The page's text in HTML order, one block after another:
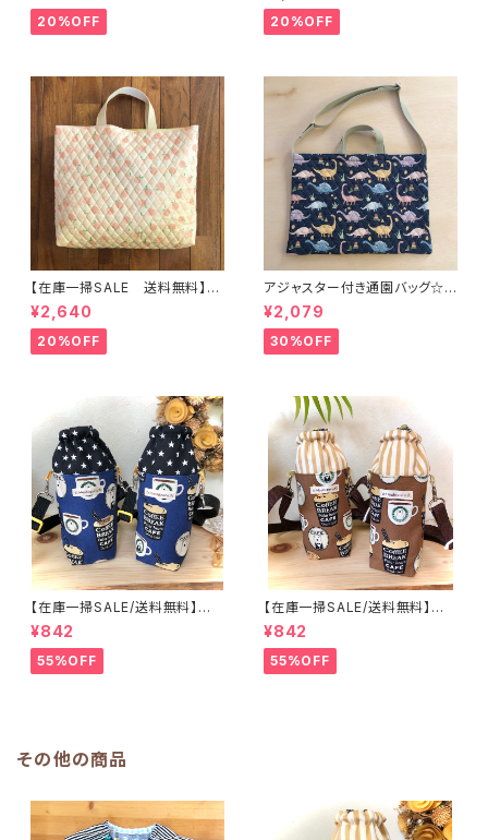
9 車 男の子 飛行機 くる
ま ｜通園通学用のかわいい巾
20%OFF
袋 上靴袋 桃 キルティング 裏
地付き ｜通園通学用のかわい
20%OFF
【在庫一掃SALE 送料無料】通
園バッグ☆32×43マチ6cm☆
【ピーチ柄】★TB.39 幼稚園バ
ッグ トートバッグ キルティン
グ レッスンバッグ 桃 女の
a☆ほしぞら
¥2,640
20%OFF
アジャスター付き通園バッグ☆3
0×43cm 【恐竜柄】 ★B. 13 男
の子 キルティング 絵本バッ
グ ダイナソー ｜通園通学用
のかわいい巾着袋や入園オーダ
¥2,079
30%OFF
【在庫一掃SALE/送料無料】洗
える保温保冷ペットボトルカバー
＆水筒ホルダー【白くまコーヒ
ー】子供用★PS.4445｜通園用
のかわいいトートバッグや子供ス
¥842
55%OFF
【在庫一掃SALE/送料無料】洗
える保温保冷ペットボトルカバー
＆水筒ホルダー【白くまコーヒ
ー】子供用★PS.3233｜通園用
のかわいいトートバッグや子供ス
¥842
55%OFF
その他の商品